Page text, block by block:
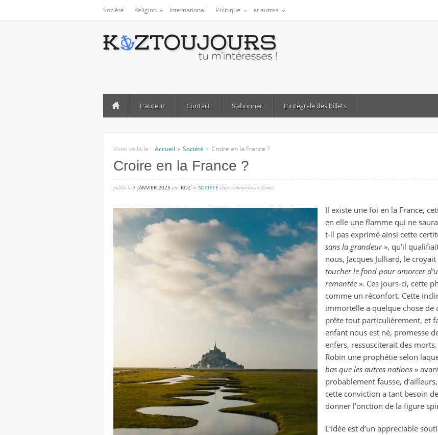
Société Religion International Politique et autres
L’auteur Contact S’abonner L’intégrale des billets
Vous voilà là : Accueil Société Croire en la France ?
Croire en la France ?
publié lé 7 JANVIER 2025 par KOZ in SOCIÉTÉ dans commentaires ferméssur
en
la
france
?
Il existe une foi en la France,
en elle une flamme qui ne
t-il pas exprimé ainsi cette
sans la grandeur», qu’il
nous, Jacques Julliard, le croyait
toucher le fond pour amorcer
remontée ». Ces jours-ci, cette
comme un réconfort. Cette
immortelle a quelque chose de
prête tout particulièrement, et
enfant nous est né, promesse
enfers, ressusciterait des
Robin une prophétie selon
bas que les autres nations »
probablement fausse,
cette conviction a tant besoin
donner l’onction de la figure
L’idée est d’un appréciable